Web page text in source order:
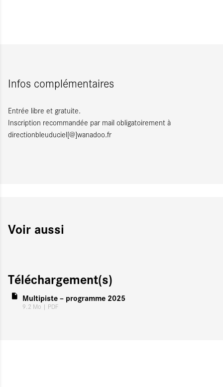
Infos complémentaires
Entrée libre et gratuite.
Inscription recommandée par mail obligatoirement à
directionbleuduciel[@]wanadoo.fr
Voir aussi
Téléchargement(s)
Multipiste – programme 2025
9.2 Mo | PDF